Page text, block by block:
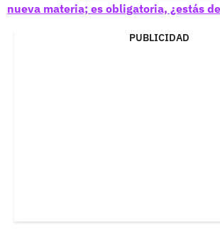
nueva materia; es obligatoria, ¿estás
PUBLICIDAD